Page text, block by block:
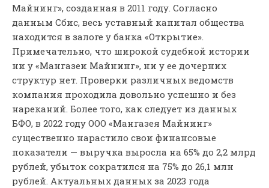
Майнинг», созданная в 2011 году. Согласно
данным Сбис, весь уставный капитал общества
находится в залоге у банка «Открытие».
Примечательно, что широкой судебной истории
ни у «Мангазеи Майнинг», ни у ее дочерних
структур нет. Проверки различных ведомств
компания проходила довольно успешно и без
нареканий. Более того, как следует из данных
БФО, в 2022 году ООО «Мангазея Майнинг»
существенно нарастило свои финансовые
показатели — выручка выросла на 65% до 2,2 млрд
рублей, убыток сократился на 75% до 26,1 млн
рублей. Актуальных данных за 2023 года